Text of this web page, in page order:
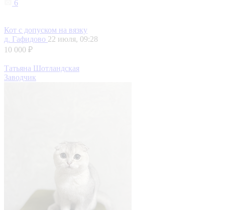
6
Кот с допуском на вязку
д. Гафидово 22 июля, 09:28
10 000 ₽
Татьяна Шотландская
Заводчик